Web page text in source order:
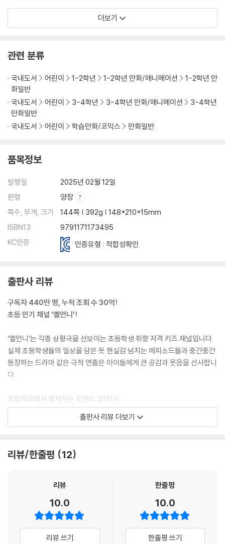
더보기
관련 분류
국내도서 어린이 1-2학년 1-2학년 만화/애니메이션
1-2학년 만
화일반
국내도서
어린이 3-4학년 3-4학년 만화/애니메이션
3-4학년
만화일반
국내도서
어린이 학습만화/코믹스 만화일반
품목정보
발행일
2025년 02월 12일
판형
양장
쪽수, 무게, 크기
144쪽 | 392g | 148*210*15mm
ISBN13
9791171173495
KC인증
인증유형 : 적합성확인
출판사 리뷰
구독자 440만 명, 누적 조회 수 30억!
초등 인기 채널 ‘옐언니’!
‘옐언니’는 각종 상황극을 선보이는 초등학생 취향 저격 키즈 채널입니다.
실제 초등학생들의 일상을 담은 듯 현실감 넘치는 에피소드들과 중간중간
등장하는 드라마 같은 극적 연출은 아이들에게 큰 공감과 웃음을 선사합니
다.
초등학교에서 펼쳐지는 로맨스 코미디!
인기 에피소드에 학교생활 공감 추가!
그중 가장 재미있는 요소를 뽑아 학교생활과 더욱 밀접한 에피소드로 재구
의 알콩달콩 데이트 에피소드, 예서네 가족들의 특별한 설날 풍경과 드디
어 진심에서 우러나온 수지의 사과까지! 개성 만점 친구들과 함께 눈물 나
게 웃기는 학교생활 만화를 만나 보세요!
출판사 리뷰 더보기
리뷰/한줄평 12
리뷰
10.0
리뷰 쓰기
한줄평
10.0
한줄평 쓰기